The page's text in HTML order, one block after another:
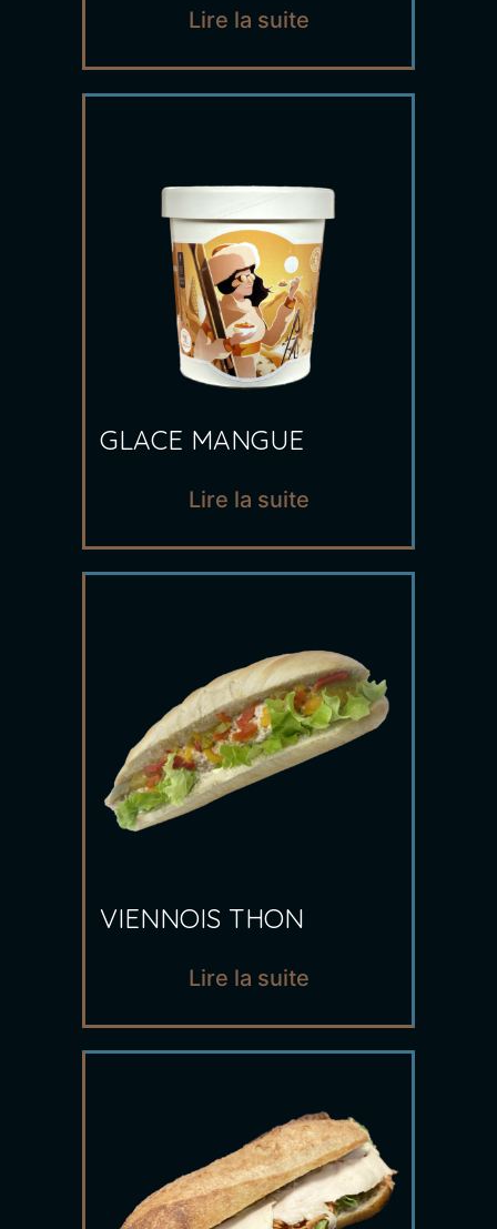
Lire la suite
GLACE MANGUE
Lire la suite
VIENNOIS THON
Lire la suite